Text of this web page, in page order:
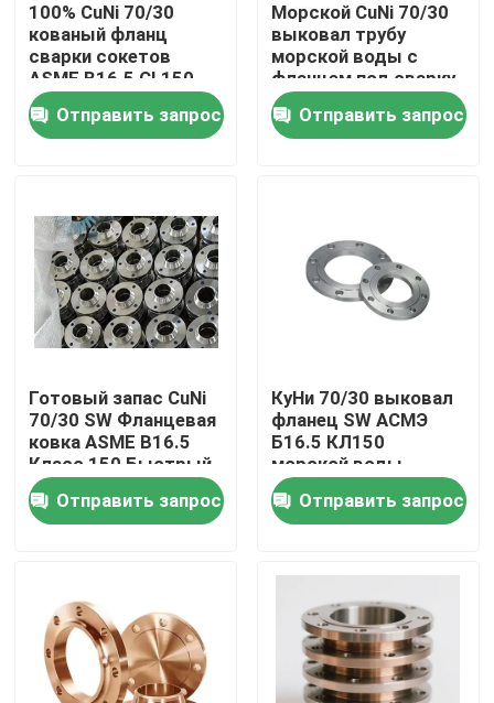
Дом
Товары
Тур по фабрике
Контроль качества
Свяжитесь с нами
Сделать запрос
Медно-никелевый локоть
Медная труба никеля
100% CuNi 70/30
кованый фланц
сварки сокетов
ASME B16.5 CL150
MTC
Отправить запрос
Морской CuNi 70/30
выковал трубу
морской воды с
фланцем под сварку
в раструбе ASME
B16.5 CL150
Отправить запрос
Готовый запас CuNi
70/30 SW Фланцевая
ковка ASME B16.5
Класс 150 Быстрый
корабль
Отправить запрос
КуНи 70/30 выковал
фланец SW АСМЭ
Б16.5 КЛ150
морской воды
коррозионностойкий
Отправить запрос